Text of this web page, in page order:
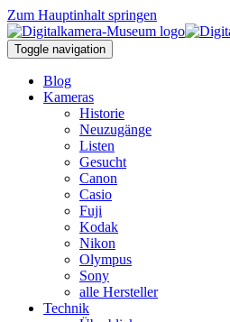
Zum Hauptinhalt springen
Toggle navigation
Blog
Kameras
Historie
Neuzugänge
Listen
Gesucht
Canon
Casio
Fuji
Kodak
Nikon
Olympus
Sony
alle Hersteller
Technik